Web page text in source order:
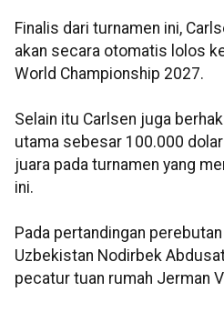
Finalis dari turnamen ini,
akan secara otomatis lolos
World Championship 2027.
Selain itu Carlsen juga
utama sebesar 100.000
juara pada turnamen yang
ini.
Pada pertandingan
Uzbekistan Nodirbek
pecatur tuan rumah Jerman